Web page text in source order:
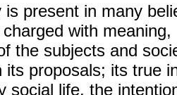
is present in many
with
the subjects and
its proposals; its true
social life, the